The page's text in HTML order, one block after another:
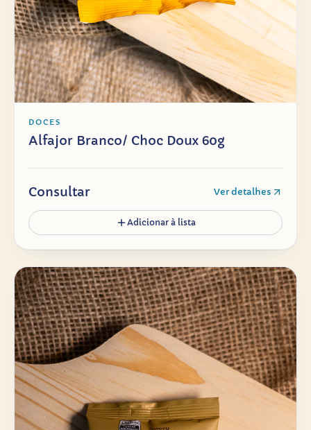
DOCES
Alfajor Branco/ Choc Doux 60g
Consultar Ver detalhes
Adicionar à lista